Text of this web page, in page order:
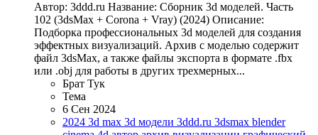
Автор: 3ddd.ru Название: Сборник 3d моделей. Часть
102 (3dsMax + Corona + Vray) (2024) Описание:
Подборка профессиональных 3d моделей для создания
эффектных визуализаций. Архив с моделью содержит
файл 3dsMax, а также файлы экспорта в формате .fbx
или .obj для работы в других трехмерных...
Брат Тук
Тема
6 Сен 2024
2024 3d max 3d модели 3ddd.ru 3dsmax blender